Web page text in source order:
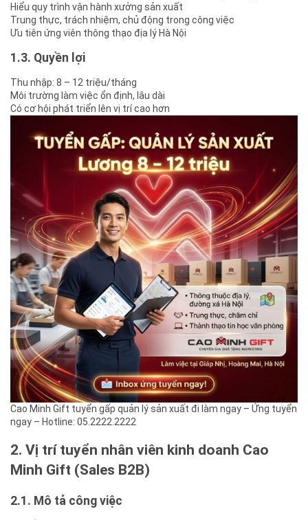
Hiểu quy trình vận hành xưởng sản xuất
Trung thực, trách nhiệm, chủ động trong công việc
Ưu tiên ứng viên thông thạo địa lý Hà Nội
1.3. Quyền lợi
Thu nhập: 8 – 12 triệu/tháng
Môi trường làm việc ổn định, lâu dài
Có cơ hội phát triển lên vị trí cao hơn
Cao Minh Gift tuyển gấp quản lý sản xuất đi làm ngay – Ứng tuyển
ngay – Hotline: 05.2222.2222
2. Vị trí tuyển nhân viên kinh doanh Cao
Minh Gift (Sales B2B)
2.1. Mô tả công việc